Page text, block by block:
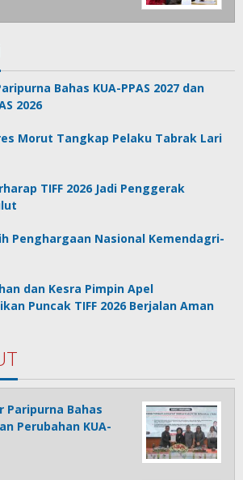
Bahas KUA-PPAS 2027 dan
2026
Morut Tangkap Pelaku Tabrak Lari
TIFF 2026 Jadi Penggerak
Penghargaan Nasional Kemendagri-
dan Kesra Pimpin Apel
Puncak TIFF 2026 Berjalan Aman
Paripurna Bahas
Perubahan KUA-